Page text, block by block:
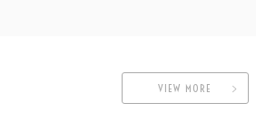
VIEW MORE